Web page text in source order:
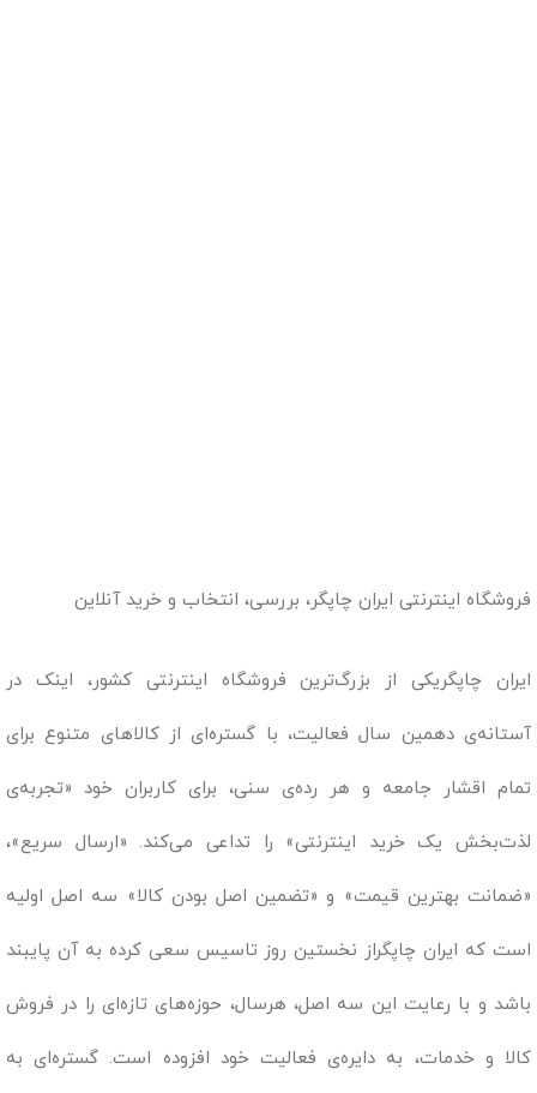
فروشگاه اینترنتی ایران چاپگر، بررسی، انتخاب و خرید آنلاین
ایران چاپگریکی از بزرگ‌ترین فروشگاه اینترنتی کشور، اینک در
آستانه‌ی دهمین سال فعالیت، با گستره‌ای از کالاهای متنوع برای
تمام اقشار جامعه و هر رده‌ی سنی، برای کاربران خود «تجربه‌ی
لذت‌بخش یک خرید اینترنتی» را تداعی می‌کند. «ارسال سریع»،
«ضمانت بهترین قیمت» و «تضمین اصل بودن کالا» سه اصل اولیه
است که ایران چاپگراز نخستین روز تاسیس سعی کرده به آن پایبند
باشد و با رعایت این سه اصل، هرسال، حوزه‌های تازه‌ای را در فروش
کالا و خدمات، به دایره‌ی فعالیت خود افزوده است. گستره‌ای به